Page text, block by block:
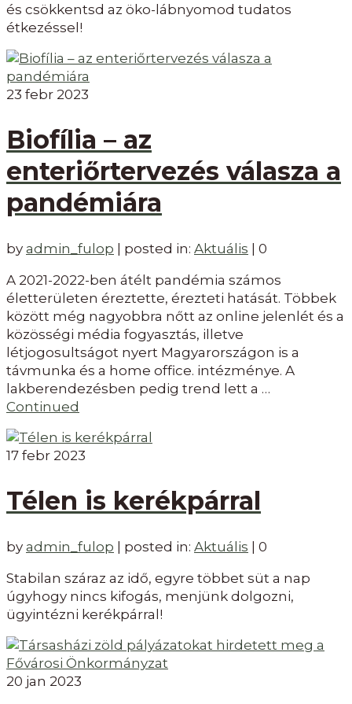
és csökkentsd az öko-lábnyomod tudatos
étkezéssel!
23 febr 2023
Biofília – az
enteriőrtervezés válasza a
pandémiára
by admin_fulop | posted in: Aktuális | 0
A 2021-2022-ben átélt pandémia számos
életterületen éreztette, érezteti hatását. Többek
között még nagyobbra nőtt az online jelenlét és a
közösségi média fogyasztás, illetve
létjogosultságot nyert Magyarországon is a
távmunka és a home office. intézménye. A
lakberendezésben pedig trend lett a …
Continued
17 febr 2023
Télen is kerékpárral
by admin_fulop | posted in: Aktuális | 0
Stabilan száraz az idő, egyre többet süt a nap
úgyhogy nincs kifogás, menjünk dolgozni,
ügyintézni kerékpárral!
20 jan 2023